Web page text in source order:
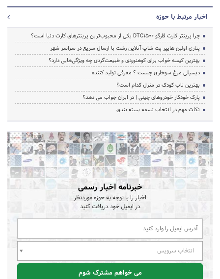
اخبار مرتبط با حوزه
چرا پرینتر کارت فارگو DTC1500 یکی از محبوب‌ترین پرینترهای کارت دنیا است؟
پتاری اولین هایپر پت شاپ آنلاین رشت با ارسال سریع در سراسر شهر
بهترین کیسه خواب برای کوهنوردی و طبیعت‌گردی چه ویژگی‌هایی دارد؟
دیسپلی مرغ سوخاری چیست ؟ معرفی تولید کننده
بهترین تاب کودک در منزل کدام است؟
پارک خودکار خودروهای چینی | در ایران جواب می دهد؟
نکات مهم در انتخاب تسمه بسته بندی
خبرنامه اخبار رسمی
اخبار را با توجه به حوزه موردنظر
در ایمیل خود دریافت کنید
انتخاب سرویس
می خواهم مشترک شوم